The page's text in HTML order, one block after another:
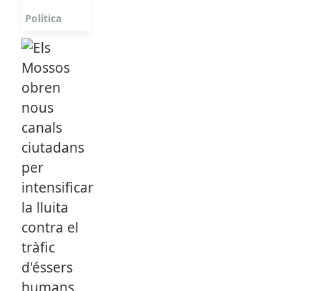
Política